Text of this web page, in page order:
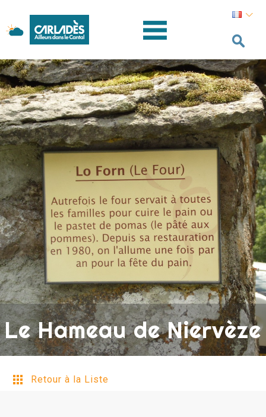
Le Hameau de Niervèze
Retour à la Liste